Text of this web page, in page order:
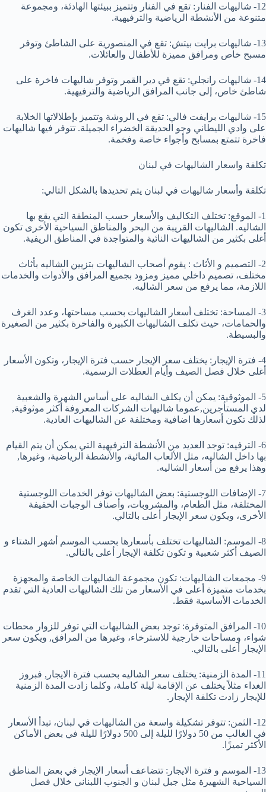
12- شاليهات الفنار: تقع في الفنار وتتميز ببيئتها الهادئة، ومجموعة
متنوعة من الأنشطة الرياضية والترفيهية.
13- شاليهات برايت بيتش: تقع في المنصورية على الشاطئ وتوفر
مسبح خاص ومرافق مميزة للأطفال والعائلات.
14- شاليهات رانجلي: تقع في دير القمر وتوفر شاليهات فاخرة على
شاطئ خاص، إلى جانب المرافق الرياضية والترفيهية.
15- شاليهات برايفت فالي: تقع في الروشة وتتميز بإطلالاتها الخلابة
على وادي الليطاني وجو الحديقة الخضراء الجميلة. تتوفر فيها شاليهات
فاخرة تتمتع بمسابح وأجواء خاصة وفخمة.
تكلفة واسعار الشاليهات في لبنان
تكلفة وأسعار شاليهات في لبنان يتم تحديدها بالشكل التالي:
1- الموقع: تختلف التكاليف والأسعار حسب المنطقة التي يقع بها
الشاليه. الشاليهات القريبة من البحر والمناطق السياحية الأخرى تكون
أغلى بكثير من الشاليهات النائية والمتواجدة في المناطق الريفية.
2- التصميم و الأثاث : يقوم أصحاب الشاليهات بتزيين الشاليه بأثاث
مختلف، تصميم داخلي مميز ومزود بجميع المرافق والأدوات والخدمات
اللازمة، مما يرفع من سعر الشاليه.
3- المساحة: تختلف أسعار الشاليهات بحسب مساحتها، وعدد الغرف
والحمامات، حيث تكلف الشاليهات الكبيرة والفاخرة بكثير من الصغيرة
والبسيطة.
4- فترة الإيجار: يختلف سعر الإيجار حسب فترة الإيجار، وتكون الأسعار
أغلى خلال فصل الصيف وأيام العطلات الرسمية.
5- الموثوقية: يمكن أن يكلف الشاليه على أساس الشهرة والشعبية
لدي المستأجرين,عموما شاليهات الشركات المعروفة أكثر موثوقية,
لذلك تكون أسعارها اضافية ومختلفة عن الشاليهات العادية.
6- الترفيه: توجد العديد من الأنشطة الترفيهية التي يمكن أن يتم القيام
بها داخل الشاليه، مثل الألعاب المائية، والأنشطة الرياضية، وغيرها,
وهذا يرفع من أسعار الشاليه.
7- الإضافات اللوجستية: بعض الشاليهات توفر الخدمات اللوجستية
المختلفة، مثل الطعام، والمشروبات، وأصناف الوجبات الخفيفة
الأخرى، ويكون سعر الإيجار أعلى بالتالي.
8- الموسم: الشاليهات تختلف بأسعارها بحسب الموسم أشهر الشتاء و
الصيف أكثر شعبية و تكون تكلفة الإيجار أعلى بالتالي.
9- مجمعات الشاليهات: تكون مجموعة الشاليهات الخاصة والمجهزة
بخدمات متميزة أعلى في الأسعار من تلك الشاليهات العادية التي تقدم
الخدمات الأساسية فقط.
10- المرافق المتوفرة: توجد بعض الشاليهات التي توفر للزوار محطات
شواء، ومساحات خارجية للاسترخاء، وغيرها من المرافق, ويكون سعر
الإيجار أعلى بالتالي.
11- المدة الزمنية: يختلف سعر الشاليه بحسب فترة الايجار, فبروز
الغداء مثلاً يختلف عن الإقامة ليلة كاملة، وكلما زادت المدة الزمنية
للإيجار زادت تكلفة الإيجار.
12- الثمن: تتوفر تشكيلة واسعة من الشاليهات في لبنان، تبدأ الأسعار
في الغالب من 50 دولارًا لليلة إلى 500 دولارًا لليلة في بعض الأماكن
الأكثر تميزًا.
13- الموسم و فترة الايجار: تتضاعف أسعار الإيجار في بعض المناطق
السياحية الشهيرة مثل جبل لبنان و الجنوب اللبناني خلال فصل